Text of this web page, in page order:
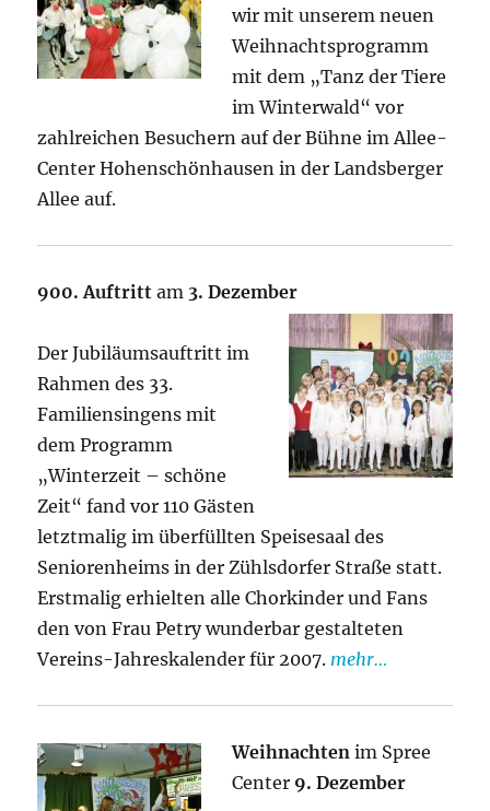
wir mit unserem neuen
Weihnachtsprogramm
mit dem „Tanz der Tiere
im Winterwald“ vor
zahlreichen Besuchern auf der Bühne im Allee-
Center Hohenschönhausen in der Landsberger
Allee auf.
900. Auftrittam 3. Dezember
Der Jubiläumsauftritt im
Rahmen des 33.
Familiensingens mit
dem Programm
„Winterzeit – schöne
Zeit“ fand vor 110 Gästen
letztmalig im überfüllten Speisesaal des
Seniorenheims in der Zühlsdorfer Straße statt.
Erstmalig erhielten alle Chorkinder und Fans
den von Frau Petry wunderbar gestalteten
Vereins-Jahreskalender für 2007. mehr…
Weihnachten im Spree
Center 9. Dezember